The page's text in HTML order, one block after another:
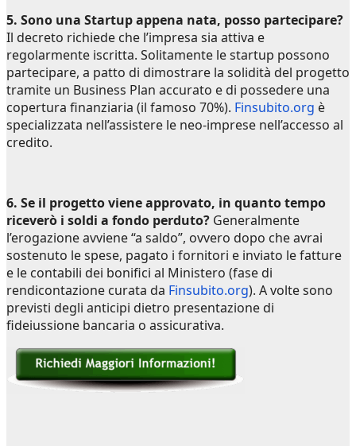
5. Sono una Startup appena nata, posso partecipare?
Il decreto richiede che l’impresa sia attiva e
regolarmente iscritta. Solitamente le startup possono
partecipare, a patto di dimostrare la solidità del progetto
tramite un Business Plan accurato e di possedere una
copertura finanziaria (il famoso 70%). Finsubito.org è
specializzata nell’assistere le neo-imprese nell’accesso al
credito.
6. Se il progetto viene approvato, in quanto tempo
riceverò i soldi a fondo perduto? Generalmente
l’erogazione avviene “a saldo”, ovvero dopo che avrai
sostenuto le spese, pagato i fornitori e inviato le fatture
e le contabili dei bonifici al Ministero (fase di
rendicontazione curata da Finsubito.org). A volte sono
previsti degli anticipi dietro presentazione di
fideiussione bancaria o assicurativa.